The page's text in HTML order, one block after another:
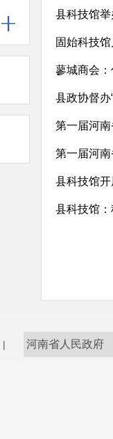
县科技馆举
固始科技
蓼城商会
县政协督办
第一届河
第一届河
县科技馆开
县科技馆
|